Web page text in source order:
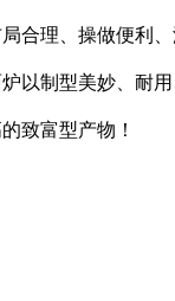
合理、操做便利
以制型美妙、耐
致富型产物！